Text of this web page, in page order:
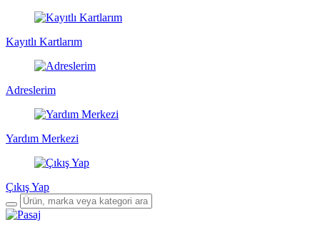
Kayıtlı Kartlarım
Adreslerim
Yardım Merkezi
Çıkış Yap